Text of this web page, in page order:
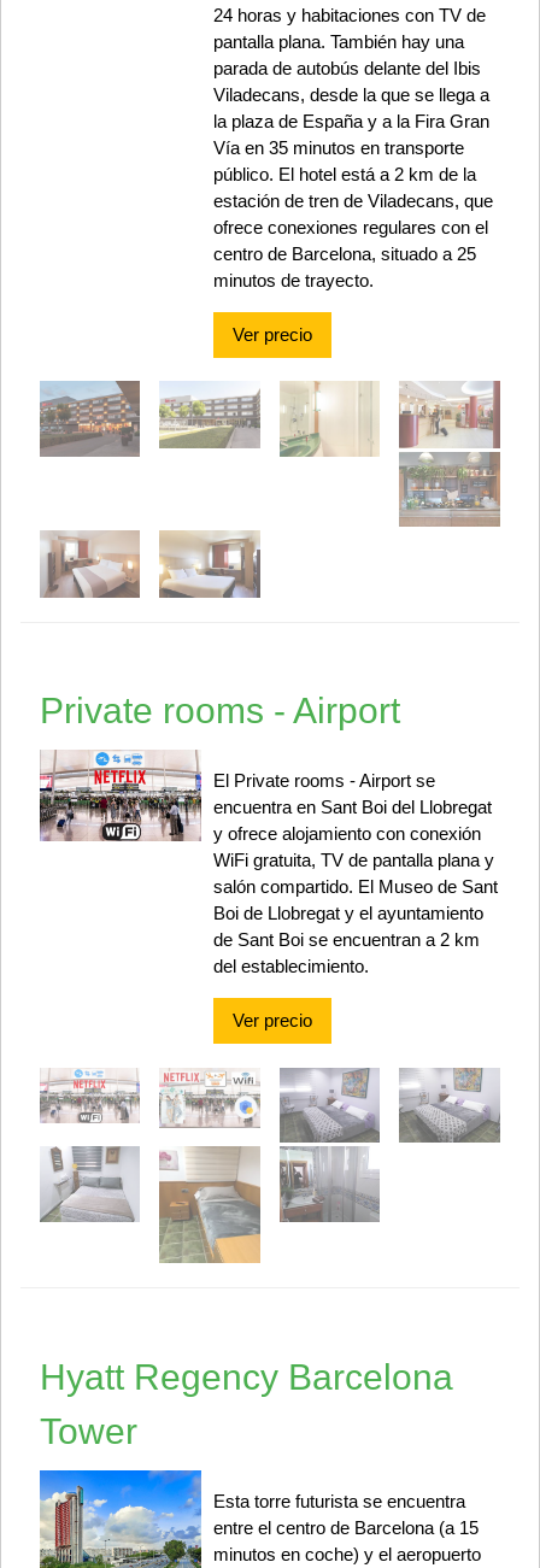
24 horas y habitaciones con TV de
pantalla plana. También hay una
parada de autobús delante del Ibis
Viladecans, desde la que se llega a
la plaza de España y a la Fira Gran
Vía en 35 minutos en transporte
público. El hotel está a 2 km de la
estación de tren de Viladecans, que
ofrece conexiones regulares con el
centro de Barcelona, situado a 25
minutos de trayecto.
Ver precio
Private rooms - Airport
El Private rooms - Airport se
encuentra en Sant Boi del Llobregat
y ofrece alojamiento con conexión
WiFi gratuita, TV de pantalla plana y
salón compartido. El Museo de Sant
Boi de Llobregat y el ayuntamiento
de Sant Boi se encuentran a 2 km
del establecimiento.
Ver precio
Hyatt Regency Barcelona
Tower
Esta torre futurista se encuentra
entre el centro de Barcelona (a 15
minutos en coche) y el aeropuerto